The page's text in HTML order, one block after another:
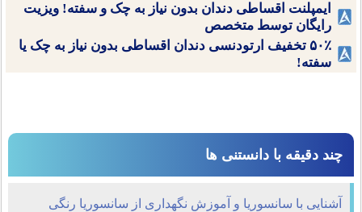
ایمپلنت اقساطی دندان بدون نیاز به چک و سفته! ویزیت
رایگان توسط متخصص
۵۰٪ تخفیف ارتودنسی دندان اقساطی بدون نیاز به چک یا
سفته!
چند دقیقه با دانستنی ها
آشنایی با سانسوریا و آموزش نگهداری از سانسوریا رنگی